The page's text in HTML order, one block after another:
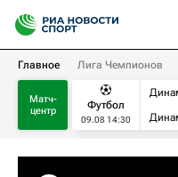
Главное Лига Чемпионов
Матч-
центр
Футбол
09.08 14:30